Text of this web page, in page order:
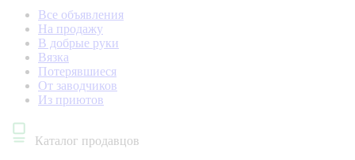
Все объявления
На продажу
В добрые руки
Вязка
Потерявшиеся
От заводчиков
Из приютов
Каталог продавцов